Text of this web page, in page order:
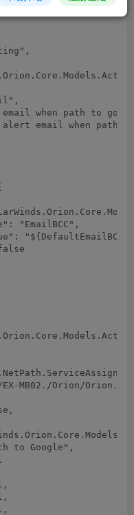
when path to
email when path
"EmailBCC",
MB02./Orion/
to Google",